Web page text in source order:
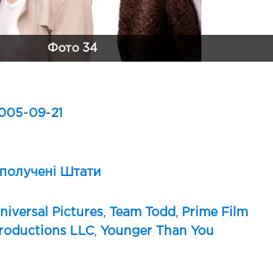
Фото 34
-09-21
Штати
Pictures, Team Todd
Prime Film
LLC, Younger Than You